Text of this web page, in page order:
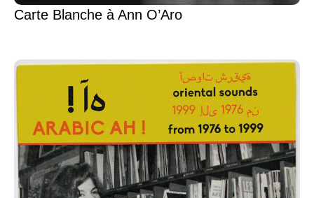
Carte Blanche à Ann O’Aro